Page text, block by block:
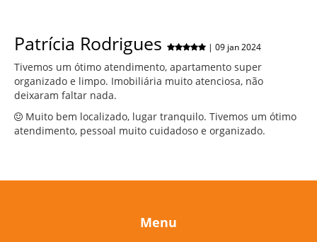
Patrícia Rodrigues | 09 jan 2024
Tivemos um ótimo atendimento, apartamento super
organizado e limpo. Imobiliária muito atenciosa, não
deixaram faltar nada.
Muito bem localizado, lugar tranquilo. Tivemos um ótimo
atendimento, pessoal muito cuidadoso e organizado.
Menu